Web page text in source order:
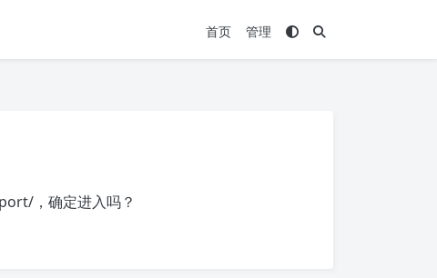
首页 管理
，确定进入吗？